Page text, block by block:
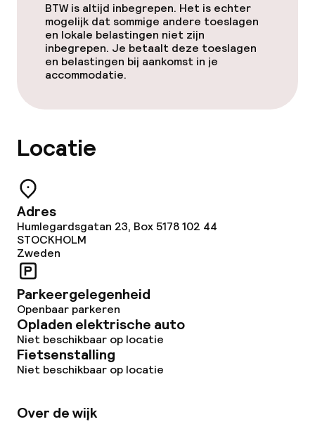
BTW is altijd inbegrepen. Het is echter
mogelijk dat sommige andere toeslagen
en lokale belastingen niet zijn
inbegrepen. Je betaalt deze toeslagen
en belastingen bij aankomst in je
accommodatie.
Locatie
Adres
Humlegardsgatan 23, Box 5178 102 44
STOCKHOLM
Zweden
Parkeergelegenheid
Openbaar parkeren
Opladen elektrische auto
Niet beschikbaar op locatie
Fietsenstalling
Niet beschikbaar op locatie
Over de wijk